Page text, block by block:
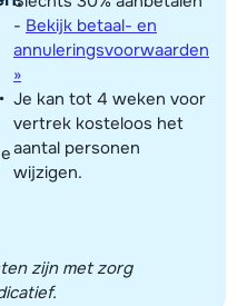
- Bekijk betaal- en
annuleringsvoorwaarden
»
Je kan tot 4 weken voor
vertrek kosteloos het
aantal personen
wijzigen.
zijn met zorg